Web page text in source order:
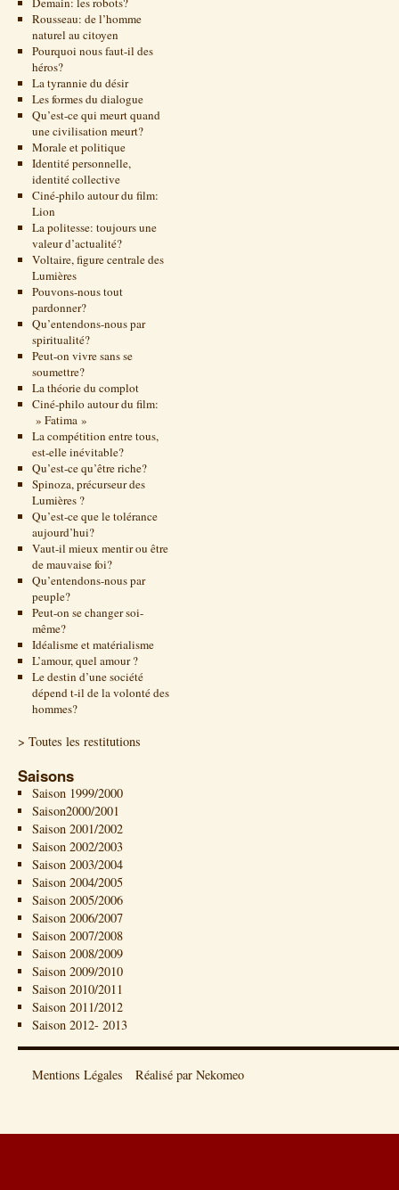
Rousseau: de l’homme
naturel au citoyen
Pourquoi nous faut-il des
héros?
La tyrannie du désir
Les formes du dialogue
Qu’est-ce qui meurt quand
une civilisation meurt?
Morale et politique
Identité personnelle,
identité collective
Ciné-philo autour du film:
Lion
La politesse: toujours une
valeur d’actualité?
Voltaire, figure centrale des
Lumières
Pouvons-nous tout
pardonner?
Qu’entendons-nous par
spiritualité?
Peut-on vivre sans se
soumettre?
La théorie du complot
Ciné-philo autour du film:
» Fatima »
La compétition entre tous,
est-elle inévitable?
Qu’est-ce qu’être riche?
Spinoza, précurseur des
Lumières ?
Qu’est-ce que le tolérance
aujourd’hui?
Vaut-il mieux mentir ou être
de mauvaise foi?
Qu’entendons-nous par
peuple?
Peut-on se changer soi-
même?
Idéalisme et matérialisme
L’amour, quel amour ?
Le destin d’une société
dépend t-il de la volonté des
hommes?
> Toutes les restitutions
Saisons
Saison 1999/2000
Saison2000/2001
Saison 2001/2002
Saison 2002/2003
Saison 2003/2004
Saison 2004/2005
Saison 2005/2006
Saison 2006/2007
Saison 2007/2008
Saison 2008/2009
Saison 2009/2010
Saison 2010/2011
Saison 2011/2012
Saison 2012- 2013
Mentions Légales Réalisé par Nekomeo